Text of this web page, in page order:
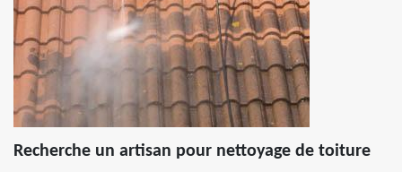
Recherche un artisan pour nettoyage de toiture